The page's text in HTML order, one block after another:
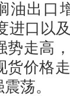
出口
进口以
势走高
货价格
荡。